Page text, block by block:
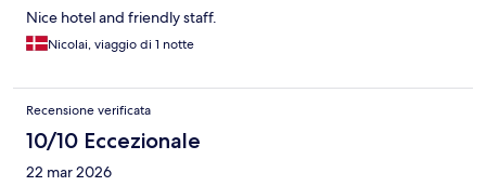
Nice hotel and friendly staff.
Nicolai, viaggio di 1 notte
Recensione verificata
10/10 Eccezionale
22 mar 2026